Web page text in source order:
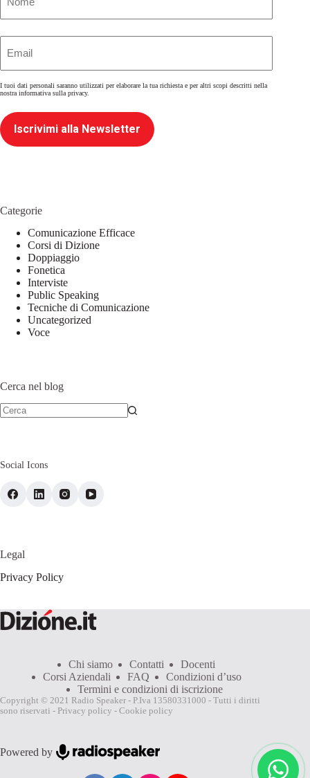
I tuoi dati personali saranno utilizzati per elaborare la tua richiesta e per altri scopi descritti nella
nostra informativa sulla privacy.
Iscrivimi alla Newsletter
Categorie
Comunicazione Efficace
Corsi di Dizione
Doppiaggio
Fonetica
Interviste
Public Speaking
Tecniche di Comunicazione
Uncategorized
Voce
Cerca nel blog
Social Icons
Legal
Privacy Policy
Chi siamo Contatti
Docenti
Corsi Aziendali
FAQ
Condizioni d’uso
Termini e condizioni di iscrizione
Copyright © 2021 Radio Speaker - P.Iva 13580331000 - Tutti i diritti
sono riservati - Privacy policy - Cookie policy
Powered by